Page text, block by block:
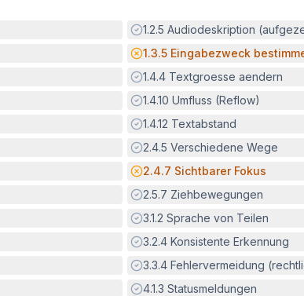
Erfüllt:
1.2.5 Audiodeskription
Potenzielle Barriere:
1.3.5 Eingabezweck
Erfüllt:
1.4.4 Textgroesse aendern
Erfüllt:
1.4.10 Umfluss (Reflow)
Erfüllt:
1.4.12 Textabstand
Erfüllt:
2.4.5 Verschiedene Wege
Potenzielle Barriere:
2.4.7 Sichtbarer Fokus
Erfüllt:
2.5.7 Ziehbewegungen
Erfüllt:
3.1.2 Sprache von Teilen
Erfüllt:
3.2.4 Konsistente Erkennung
Erfüllt:
3.3.4 Fehlervermeidung
Erfüllt:
4.1.3 Statusmeldungen